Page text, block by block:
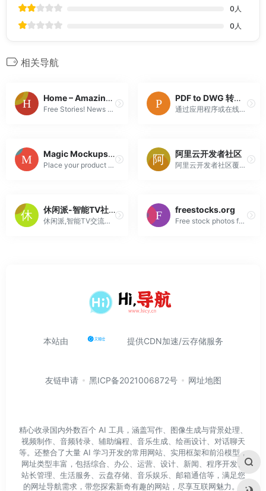
0 人
0 人
相关导航
Home – Amazing Stories
Free Stories! News OpEd Science Fiction Fantasy Science
PDF to DWG 转换器免费版
通过应用程序或在线服务，将 PDF 转化为 AutoCAD DWG。绘图中将包含文本、线条、折线、样条和图像
Magic Mockups ? Free real-life mockup generator
Place your product screenshot in real-life environment
阿里云开发者社区
阿里云开发者社区覆盖云计算、物联网、大数据、云原生、数据库、人工智能、微服务、安全、开发、运维等技术领域，集合阿里巴巴经济体各个单元技术优势，提供分享、交流、学习、认证、工具、资源、大赛、活动、社群、创业一站式服务能力，满足开发者全生命周期成长需求。
休闲派-智能TV社区 –
休闲派,智能TV交流社区
freestocks.org
Free stock photos for both personal and commercial use.
本站由 提供CDN加速/云存储服务
友链申请 黑ICP备2021006872号 网址地图
精心收录国内外数百个 AI 工具，涵盖写作、图像生成与背景处理、
视频制作、音频转录、辅助编程、音乐生成、绘画设计、对话聊天
等。还整合了大量 AI 学习开发的常用网站、实用框架和前沿模型，
网址类型丰富，包括综合、办公、运营、设计、新闻、程序开发、
站长管理、生活服务、云盘存储、音乐娱乐、邮箱通信等，满足您
的网址导航需求，带您探索新奇有趣的网站，尽享互联网魅力。